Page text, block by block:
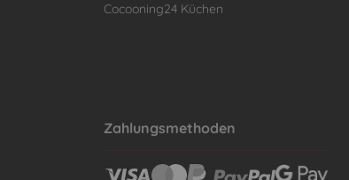
Cocooning24 Küchen
Zahlungsmethoden